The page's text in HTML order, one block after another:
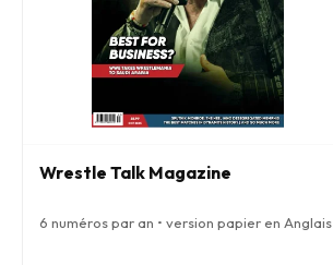
Wrestle Talk Magazine
6 numéros par an • version papier en Anglais